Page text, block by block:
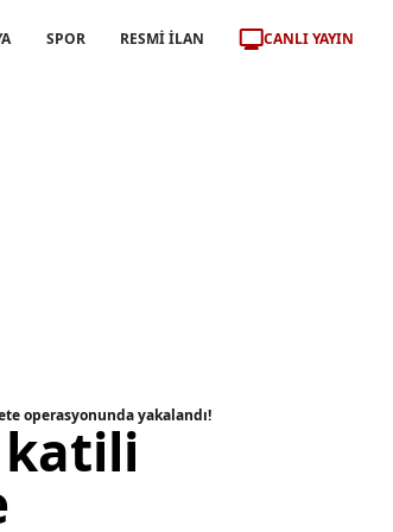
SPOR RESMİ İLAN CANLI YAYIN
operasyonunda yakalandı!
katili